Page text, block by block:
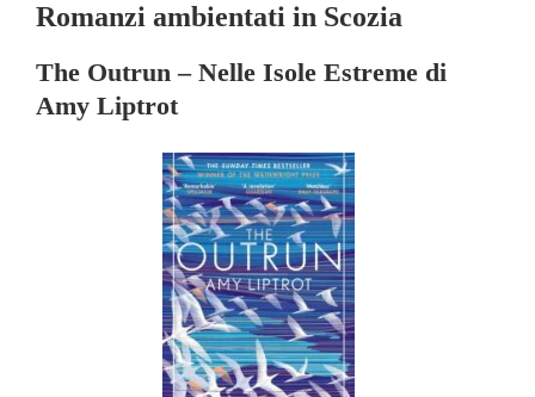
Romanzi ambientati in Scozia
The Outrun – Nelle Isole Estreme di
Amy Liptrot